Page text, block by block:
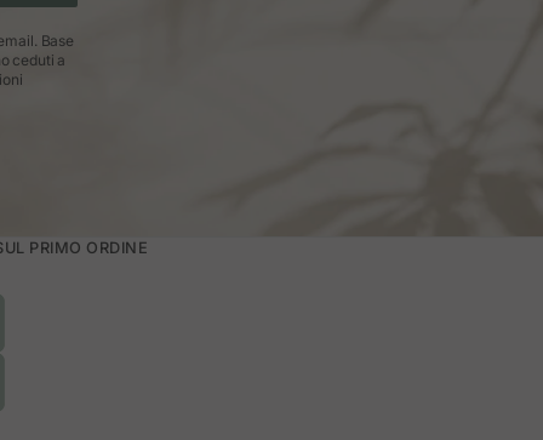
Base
ceduti a
PRIMO ORDINE